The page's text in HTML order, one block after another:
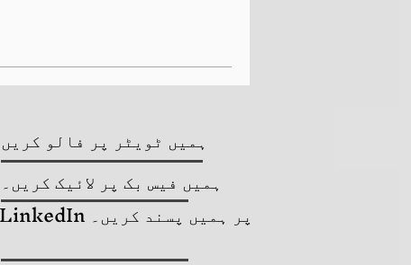
ہمیں ٹویٹر پر فالو کریں
ہمیں فیس بک پر لائیک کریں۔
LinkedIn پر ہمیں پسند کریں۔